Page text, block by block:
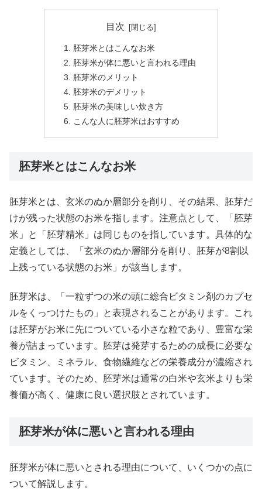
目次
胚芽米とはこんなお米
胚芽米が体に悪いと言われる理由
胚芽米のメリット
胚芽米のデメリット
胚芽米の美味しい炊き方
こんな人に胚芽米はおすすめ
胚芽米とはこんなお米
胚芽米とは、玄米のぬか層部分を削り、その結果、胚芽だ
けが残った状態のお米を指します。注意点として、「胚芽
米」と「胚芽精米」は同じものを指しています。具体的な
定義としては、「玄米のぬか層部分を削り、胚芽が8割以
上残っている状態のお米」が該当します。
胚芽米は、「一粒ずつの米の頭に総合ビタミン剤のカプセ
ルをくっつけたもの」と表現されることがあります。これ
は胚芽がお米に先についている小さな粒であり、豊富な栄
養が詰まっています。胚芽は発芽するための成長に必要な
ビタミン、ミネラル、食物繊維などの栄養成分が濃縮され
ています。そのため、胚芽米は通常の白米や玄米よりも栄
養価が高く、健康に良い選択肢とされています。
胚芽米が体に悪いと言われる理由
胚芽米が体に悪いとされる理由について、いくつかの点に
ついて解説します。